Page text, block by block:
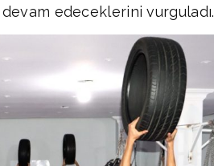
edeceklerini vurguladı.